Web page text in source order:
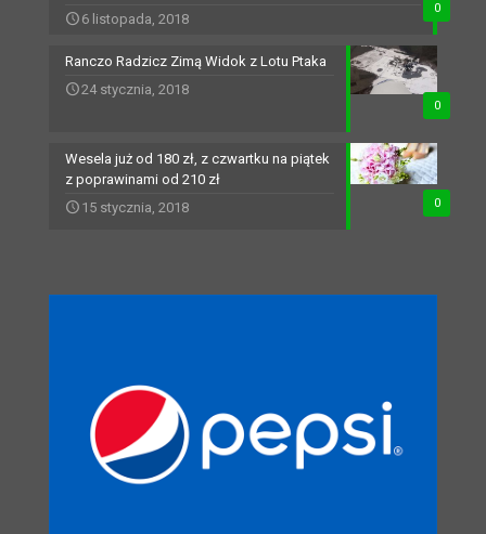
0
6 listopada, 2018
0
Ranczo Radzicz Zimą Widok z Lotu Ptaka
24 stycznia, 2018
0
Wesela już od 180 zł, z czwartku na piątek
z poprawinami od 210 zł
15 stycznia, 2018